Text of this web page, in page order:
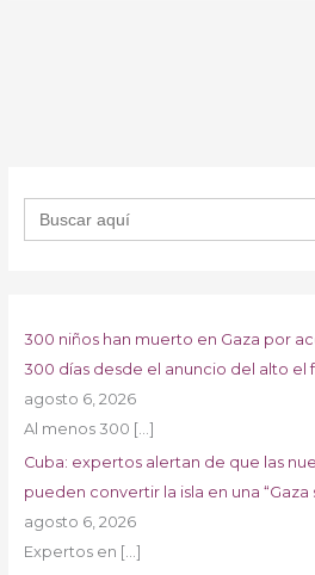
Buscar:
300 niños han muerto en Gaza por
300 días desde el anuncio del alto el
agosto 6, 2026
Al menos 300 […]
Cuba: expertos alertan de que las
pueden convertir la isla en una “Gaza
agosto 6, 2026
Expertos en […]